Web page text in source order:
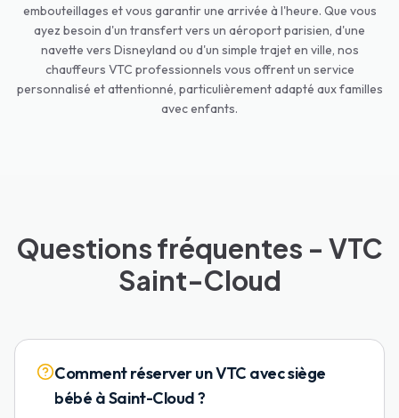
embouteillages et vous garantir une arrivée à l'heure. Que vous
ayez besoin d'un transfert vers un aéroport parisien, d'une
navette vers Disneyland ou d'un simple trajet en ville, nos
chauffeurs VTC professionnels vous offrent un service
personnalisé et attentionné, particulièrement adapté aux familles
avec enfants.
Questions fréquentes - VTC
Saint-Cloud
Comment réserver un VTC avec siège
bébé à Saint-Cloud ?